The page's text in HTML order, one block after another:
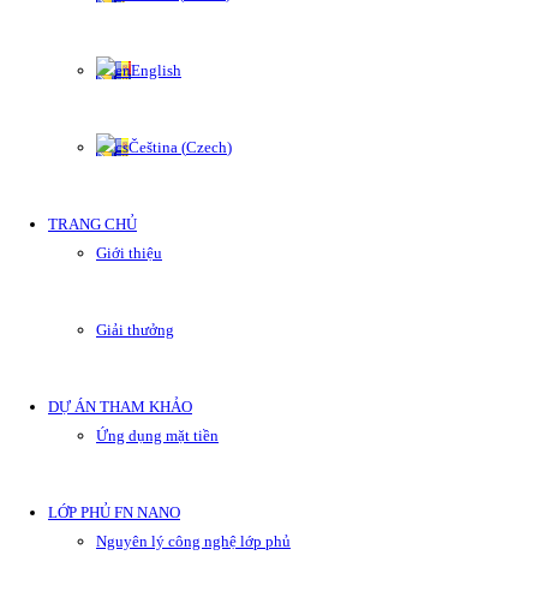
English
Čeština (Czech)
TRANG CHỦ
Giới thiệu
Giải thưởng
DỰ ÁN THAM KHẢO
Ứng dụng mặt tiền
LỚP PHỦ FN NANO
Nguyên lý công nghệ lớp phủ